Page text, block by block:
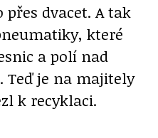
dvacet. A tak
které
a polí nad
Teď je na majitely
k recyklaci.